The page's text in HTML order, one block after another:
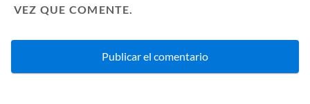
VEZ QUE COMENTE.